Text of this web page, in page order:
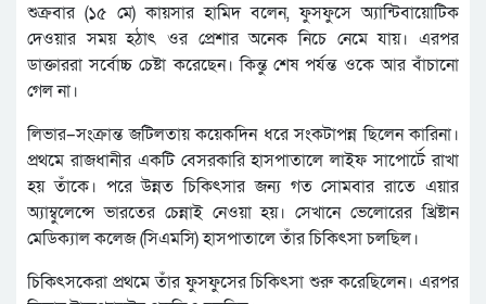
শুক্রবার (১৫ মে) কায়সার হামিদ বলেন, ফুসফুসে অ্যান্টিবায়োটিক
দেওয়ার সময় হঠাৎ ওর প্রেশার অনেক নিচে নেমে যায়। এরপর
ডাক্তাররা সর্বোচ্চ চেষ্টা করেছেন। কিন্তু শেষ পর্যন্ত ওকে আর বাঁচানো
গেল না।
লিভার–সংক্রান্ত জটিলতায় কয়েকদিন ধরে সংকটাপন্ন ছিলেন কারিনা।
প্রথমে রাজধানীর একটি বেসরকারি হাসপাতালে লাইফ সাপোর্টে রাখা
হয় তাঁকে। পরে উন্নত চিকিৎসার জন্য গত সোমবার রাতে এয়ার
অ্যাম্বুলেন্সে ভারতের চেন্নাই নেওয়া হয়। সেখানে ভেলোরের খ্রিষ্টান
মেডিক্যাল কলেজ (সিএমসি) হাসপাতালে তাঁর চিকিৎসা চলছিল।
চিকিৎসকেরা প্রথমে তাঁর ফুসফুসের চিকিৎসা শুরু করেছিলেন। এরপর